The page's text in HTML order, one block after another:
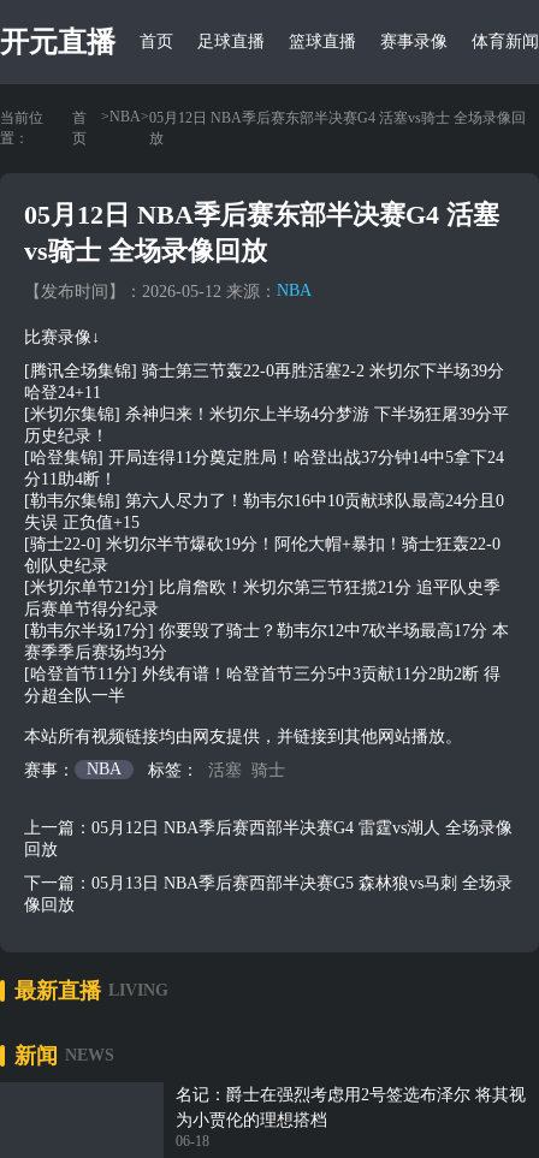
开元直播 首页 足球直播 篮球直播 赛事录像 体育新闻
当前位
置：
首
页
>NBA>05月12日 NBA季后赛东部半决赛G4 活塞vs骑士 全场录像回
放
05月12日 NBA季后赛东部半决赛G4 活塞
vs骑士 全场录像回放
【发布时间】：2026-05-12 来源： NBA
比赛录像↓
[腾讯全场集锦] 骑士第三节轰22-0再胜活塞2-2 米切尔下半场39分
哈登24+11
[米切尔集锦] 杀神归来！米切尔上半场4分梦游 下半场狂屠39分平
历史纪录！
[哈登集锦] 开局连得11分奠定胜局！哈登出战37分钟14中5拿下24
分11助4断！
[勒韦尔集锦] 第六人尽力了！勒韦尔16中10贡献球队最高24分且0
失误 正负值+15
[骑士22-0] 米切尔半节爆砍19分！阿伦大帽+暴扣！骑士狂轰22-0
创队史纪录
[米切尔单节21分] 比肩詹欧！米切尔第三节狂揽21分 追平队史季
后赛单节得分纪录
[勒韦尔半场17分] 你要毁了骑士？勒韦尔12中7砍半场最高17分 本
赛季季后赛场均3分
[哈登首节11分] 外线有谱！哈登首节三分5中3贡献11分2助2断 得
分超全队一半
本站所有视频链接均由网友提供，并链接到其他网站播放。
赛事：
NBA 标签： 活塞 骑士
上一篇： 05月12日 NBA季后赛西部半决赛G4 雷霆vs湖人 全场录像
回放
下一篇： 05月13日 NBA季后赛西部半决赛G5 森林狼vs马刺 全场录
像回放
最新直播 LIVING
新闻 NEWS
名记：爵士在强烈考虑用2号签选布泽尔 将其视
为小贾伦的理想搭档
06-18